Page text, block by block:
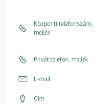
Központi telefonszám,
mellék
Privát telefon, mellék
E-mail
Cím